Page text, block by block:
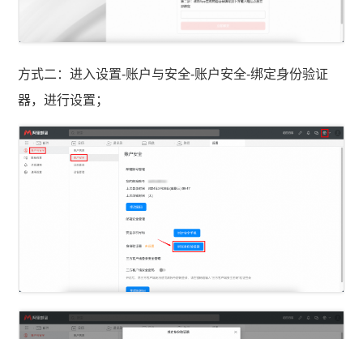
方式二：进入设置-账户与安全-账户安全-绑定身份验证
器，进行设置；